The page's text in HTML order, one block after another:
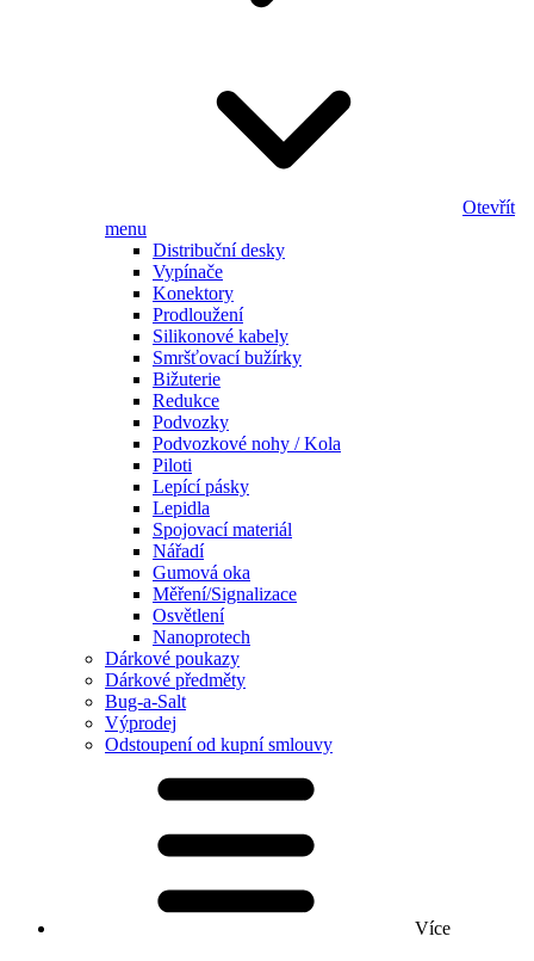
Otevřít
menu
Distribuční desky
Vypínače
Konektory
Prodloužení
Silikonové kabely
Smršťovací bužírky
Bižuterie
Redukce
Podvozky
Podvozkové nohy / Kola
Piloti
Lepící pásky
Lepidla
Spojovací materiál
Nářadí
Gumová oka
Měření/Signalizace
Osvětlení
Nanoprotech
Dárkové poukazy
Dárkové předměty
Bug-a-Salt
Výprodej
Odstoupení od kupní smlouvy
Více